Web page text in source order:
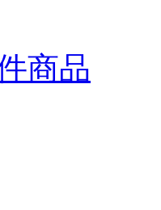
商品